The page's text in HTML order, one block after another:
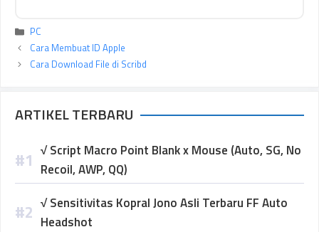
Kategori
PC
Cara Membuat ID Apple
Cara Download File di Scribd
ARTIKEL TERBARU
√ Script Macro Point Blank x Mouse (Auto, SG, No
Recoil, AWP, QQ)
√ Sensitivitas Kopral Jono Asli Terbaru FF Auto
Headshot